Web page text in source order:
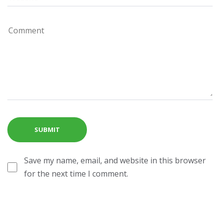
Save my name, email, and website in this browser
for the next time I comment.